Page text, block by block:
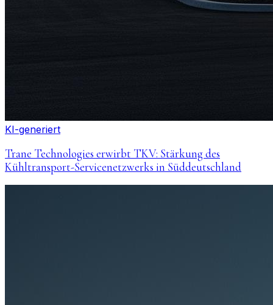
KI-generiert
Trane Technologies erwirbt TKV: Stärkung des
Kühltransport-Servicenetzwerks in Süddeutschland